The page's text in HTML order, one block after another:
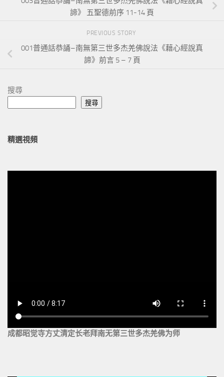
諦》 五聖德前序 11-14 頁
PREVIOUS STORY
001普通話恭誦–南無第三世多杰羌佛說法《藉心經說真
諦》前言 5 – 7 頁
搜尋
搜尋
精選視頻
成都昭觉寺方丈清定长老拜南无第三世多杰羌佛为师